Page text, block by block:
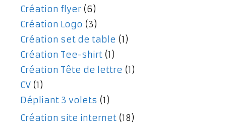
Création flyer (6)
Création Logo (3)
Création set de table (1)
Création Tee-shirt (1)
Création Tête de lettre (1)
CV (1)
Dépliant 3 volets (1)
Création site internet (18)